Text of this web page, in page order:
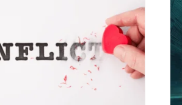
procrastinación y su
en la gestión del
tiempo